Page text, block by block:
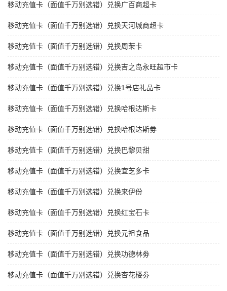
移动充值卡（面值千万别选错）兑换广百商超卡
移动充值卡（面值千万别选错）兑换天河城商超卡
移动充值卡（面值千万别选错）兑换周茉卡
移动充值卡（面值千万别选错）兑换吉之岛永旺超市卡
移动充值卡（面值千万别选错）兑换1号店礼品卡
移动充值卡（面值千万别选错）兑换哈根达斯卡
移动充值卡（面值千万别选错）兑换哈根达斯劵
移动充值卡（面值千万别选错）兑换巴黎贝甜
移动充值卡（面值千万别选错）兑换宜芝多卡
移动充值卡（面值千万别选错）兑换来伊份
移动充值卡（面值千万别选错）兑换红宝石卡
移动充值卡（面值千万别选错）兑换元祖食品
移动充值卡（面值千万别选错）兑换功德林劵
移动充值卡（面值千万别选错）兑换杏花楼劵